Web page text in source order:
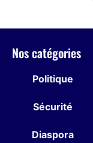
Nos catégories
Politique
Sécurité
Diaspora